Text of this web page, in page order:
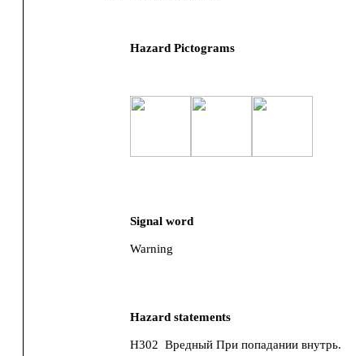
Hazard Pictograms
Signal word
Warning
Hazard statements
H302 Вредный При попадании внутрь.